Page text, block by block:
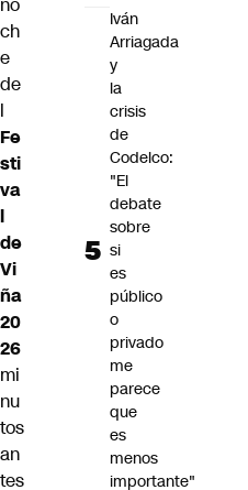
ch
e
de
l
Fe
sti
va
l
de
Vi
ña
20
26
mi
nu
tos
an
tes
Iván
Arriagada
y
la
crisis
de
Codelco:
"El
debate
sobre
si
es
público
o
privado
me
parece
que
es
menos
importante"